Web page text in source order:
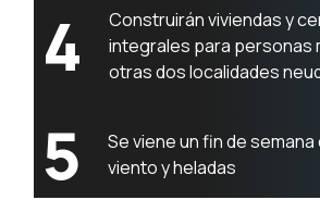
4
Construirán viviendas y
integrales para personas
otras dos localidades
5
Se viene un fin de semana
viento y heladas